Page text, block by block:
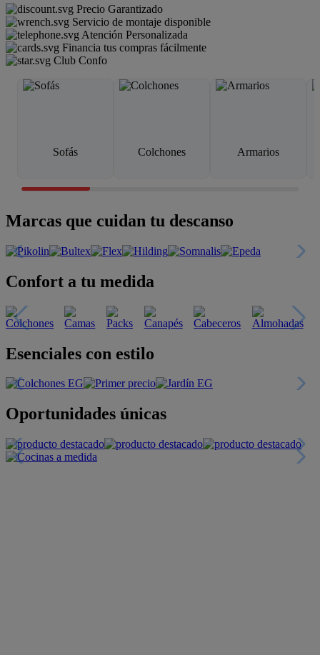
Precio Garantizado
Servicio de montaje disponible
Atención Personalizada
Financia tus compras fácilmente
Club Confo
Sofás Colchones Armarios
Marcas que cuidan tu descanso
Confort a tu medida
Esenciales con estilo
Oportunidades únicas